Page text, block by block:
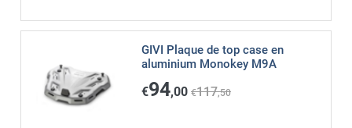
GIVI Plaque de top case en
aluminium Monokey M9A
€94,00 €117,50